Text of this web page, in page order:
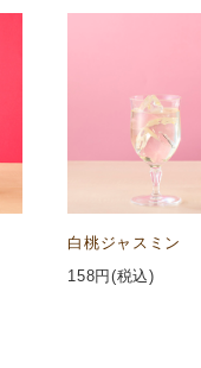
白桃ジャスミン
158円(税込)